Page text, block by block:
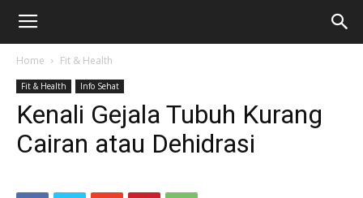
Home Fit & Health
Fit & Health Info Sehat
Kenali Gejala Tubuh Kurang
Cairan atau Dehidrasi